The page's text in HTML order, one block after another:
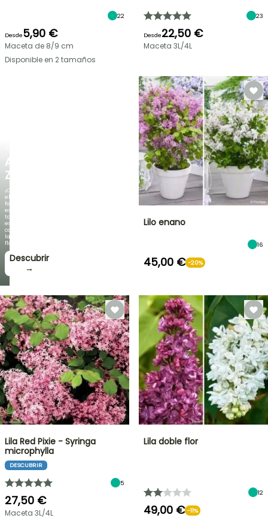
AGAPANTHUS
ZAMBEZI
¡Cuando
el
follaje
es
tan
espectacular
como
la
floración!
Descubrir
→
22
Desde5,90 €
Maceta de 8/9 cm
Disponible en 2 tamaños
23
Desde22,50 €
Maceta 3L/4L
Lilo enano
16
45,00 € -20%
Lila Red Pixie - Syringa
microphylla
DESCUBRIR
5
27,50 €
Maceta 3L/4L
Lila doble flor
12
49,00 € -11%